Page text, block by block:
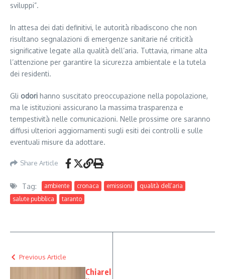
sviluppi”.
In attesa dei dati definitivi, le autorità ribadiscono che non
risultano segnalazioni di emergenze sanitarie né criticità
significative legate alla qualità dell’aria. Tuttavia, rimane alta
l’attenzione per garantire la sicurezza ambientale e la tutela
dei residenti.
Gli odori hanno suscitato preoccupazione nella popolazione,
ma le istituzioni assicurano la massima trasparenza e
tempestività nelle comunicazioni. Nelle prossime ore saranno
diffusi ulteriori aggiornamenti sugli esiti dei controlli e sulle
eventuali misure da adottare.
Share Article
Tag: ambiente cronaca emissioni
qualità dell’aria
salute pubblica
taranto
Previous Article
Chiarel